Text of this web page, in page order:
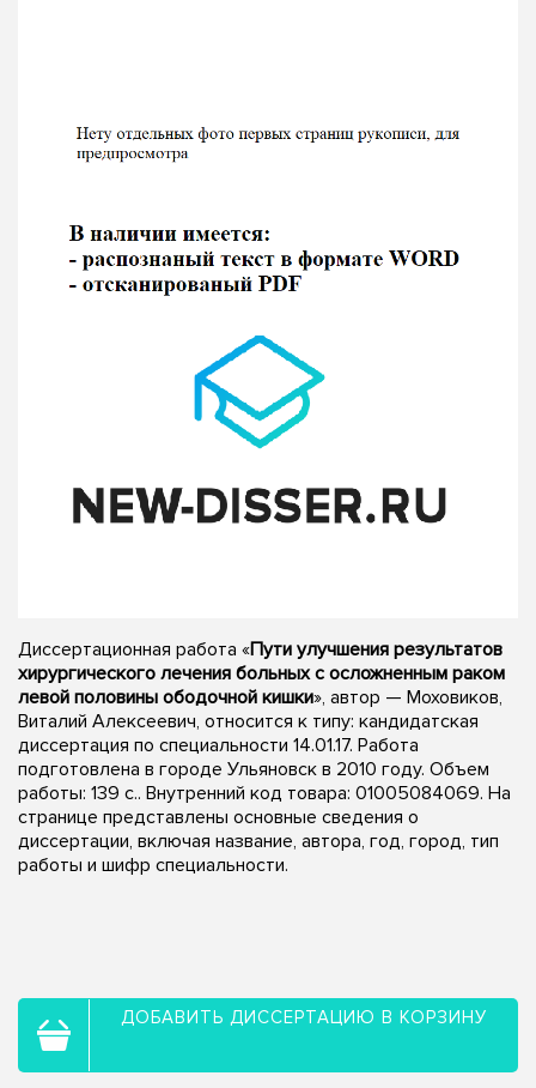
Диссертационная работа «Пути улучшения результатов
хирургического лечения больных с осложненным раком
левой половины ободочной кишки», автор — Моховиков,
Виталий Алексеевич, относится к типу: кандидатская
диссертация по специальности 14.01.17. Работа
подготовлена в городе Ульяновск в 2010 году. Объем
работы: 139 с.. Внутренний код товара: 01005084069. На
странице представлены основные сведения о
диссертации, включая название, автора, год, город, тип
работы и шифр специальности.
ДОБАВИТЬ ДИССЕРТАЦИЮ В КОРЗИНУ